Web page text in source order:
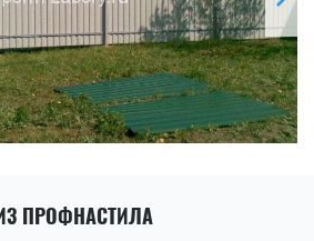
ПРОФНАСТИЛА